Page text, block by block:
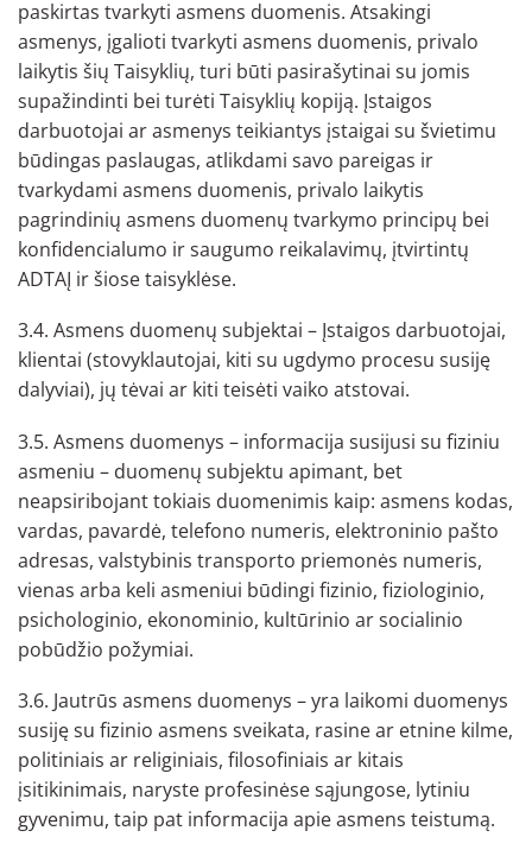
paskirtas tvarkyti asmens duomenis. Atsakingi
asmenys, įgalioti tvarkyti asmens duomenis, privalo
laikytis šių Taisyklių, turi būti pasirašytinai su jomis
supažindinti bei turėti Taisyklių kopiją. Įstaigos
darbuotojai ar asmenys teikiantys įstaigai su švietimu
būdingas paslaugas, atlikdami savo pareigas ir
tvarkydami asmens duomenis, privalo laikytis
pagrindinių asmens duomenų tvarkymo principų bei
konfidencialumo ir saugumo reikalavimų, įtvirtintų
ADTAĮ ir šiose taisyklėse.
3.4. Asmens duomenų subjektai – Įstaigos darbuotojai,
klientai (stovyklautojai, kiti su ugdymo procesu susiję
dalyviai), jų tėvai ar kiti teisėti vaiko atstovai.
3.5. Asmens duomenys – informacija susijusi su fiziniu
asmeniu – duomenų subjektu apimant, bet
neapsiribojant tokiais duomenimis kaip: asmens kodas,
vardas, pavardė, telefono numeris, elektroninio pašto
adresas, valstybinis transporto priemonės numeris,
vienas arba keli asmeniui būdingi fizinio, fiziologinio,
psichologinio, ekonominio, kultūrinio ar socialinio
pobūdžio požymiai.
3.6. Jautrūs asmens duomenys – yra laikomi duomenys
susiję su fizinio asmens sveikata, rasine ar etnine kilme,
politiniais ar religiniais, filosofiniais ar kitais
įsitikinimais, naryste profesinėse sąjungose, lytiniu
gyvenimu, taip pat informacija apie asmens teistumą.